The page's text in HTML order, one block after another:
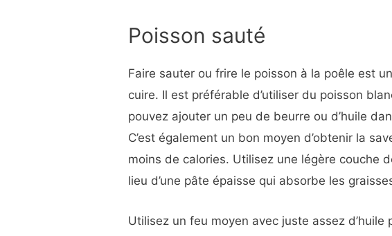
Poisson sauté
Faire sauter ou frire le poisson à la poêle est
cuire. Il est préférable d’utiliser du poisson
pouvez ajouter un peu de beurre ou d’huile
C’est également un bon moyen d’obtenir la
moins de calories. Utilisez une légère couche
lieu d’une pâte épaisse qui absorbe les
Utilisez un feu moyen avec juste assez d’huile